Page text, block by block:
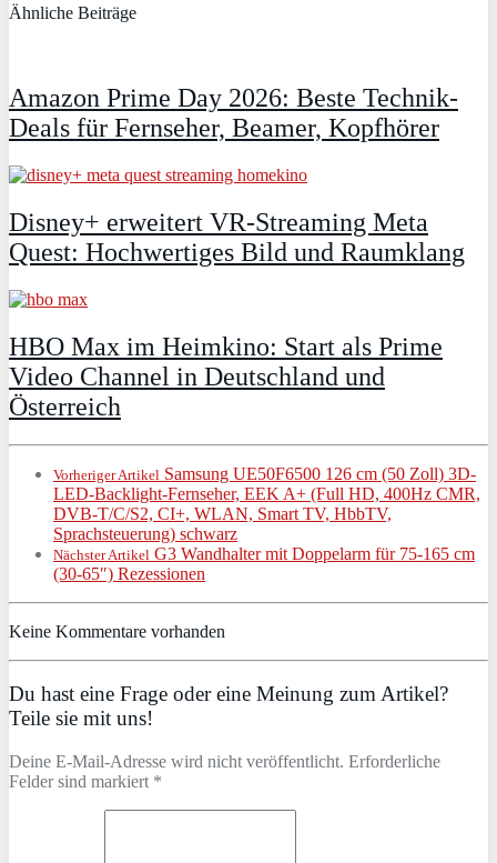
Ähnliche Beiträge
Amazon Prime Day 2026: Beste Technik-
Deals für Fernseher, Beamer, Kopfhörer
Disney+ erweitert VR‑Streaming Meta
Quest: Hochwertiges Bild und Raumklang
HBO Max im Heimkino: Start als Prime
Video Channel in Deutschland und
Österreich
Vorheriger Artikel Samsung UE50F6500 126 cm (50 Zoll) 3D-
LED-Backlight-Fernseher, EEK A+ (Full HD, 400Hz CMR,
DVB-T/C/S2, CI+, WLAN, Smart TV, HbbTV,
Sprachsteuerung) schwarz
Nächster Artikel G3 Wandhalter mit Doppelarm für 75-165 cm
(30-65″) Rezessionen
Keine Kommentare vorhanden
Du hast eine Frage oder eine Meinung zum Artikel?
Teile sie mit uns!
Deine E-Mail-Adresse wird nicht veröffentlicht. Erforderliche
Felder sind markiert *